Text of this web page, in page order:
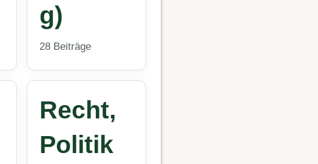
g)
28 Beiträge
Recht,
Politik